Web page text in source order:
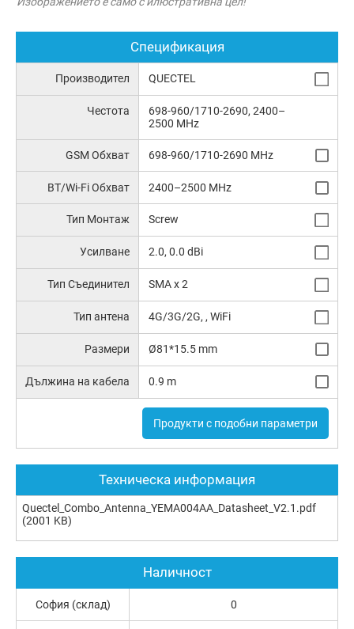
Спецификация
Производител QUECTEL
Честота
698-960/1710-2690, 2400–
2500 MHz
GSM Обхват 698-960/1710-2690 MHz
BT/Wi-Fi Обхват 2400–2500 MHz
Тип Монтаж Screw
Усилване 2.0, 0.0 dBi
Тип Съединител SMA x 2
Тип антена 4G/3G/2G, , WiFi
Размери Ø81*15.5 mm
Дължина на кабела 0.9 m
Продукти с подобни параметри
Техническа информация
Quectel_Combo_Antenna_YEMA004AA_Datasheet_V2.1.pdf
(2001 KB)
Наличност
София (склад) 0